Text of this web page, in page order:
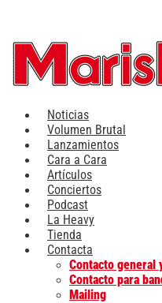
contenido
Noticias
Volumen Brutal
Lanzamientos
Cara a Cara
Artículos
Conciertos
Podcast
La Heavy
Tienda
Contacta
Contacto general
Contacto para
Mailing